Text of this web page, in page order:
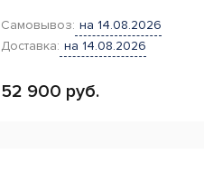
Самовывоз: на 14.08.2026
Доставка: на 14.08.2026
52 900 руб.